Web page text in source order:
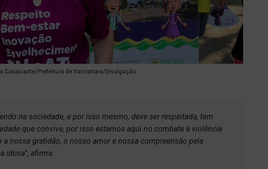
Cavalcante/Prefeitura de Itacoatiara/Divulgação
na sociedade, e por isso mesmo, deve ser respeitada, tem
que convive, por isso estamos aqui no combate à violência
nossa gratidão, o nosso amor e nossa compreensão pela
idosa”, afirma.